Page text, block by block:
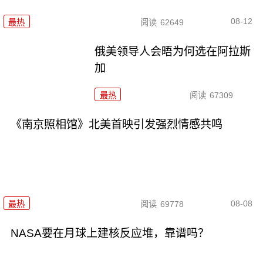
最热 阅读 62649 08-12
俄美领导人会晤为何选在阿拉斯
加
最热 阅读 67309
《南京照相馆》北美首映引发强烈情感共鸣
最热 阅读 69778 08-08
NASA要在月球上建核反应堆，靠谱吗？